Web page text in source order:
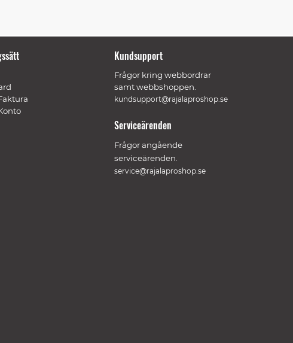
Kundsupport
Frågor kring webbordrar
samt webbshoppen.
kundsupport@rajalaproshop.se
Serviceärenden
Frågor angående
serviceärenden.
service@rajalaproshop.se